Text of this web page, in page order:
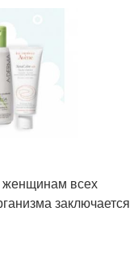
всех
заключается